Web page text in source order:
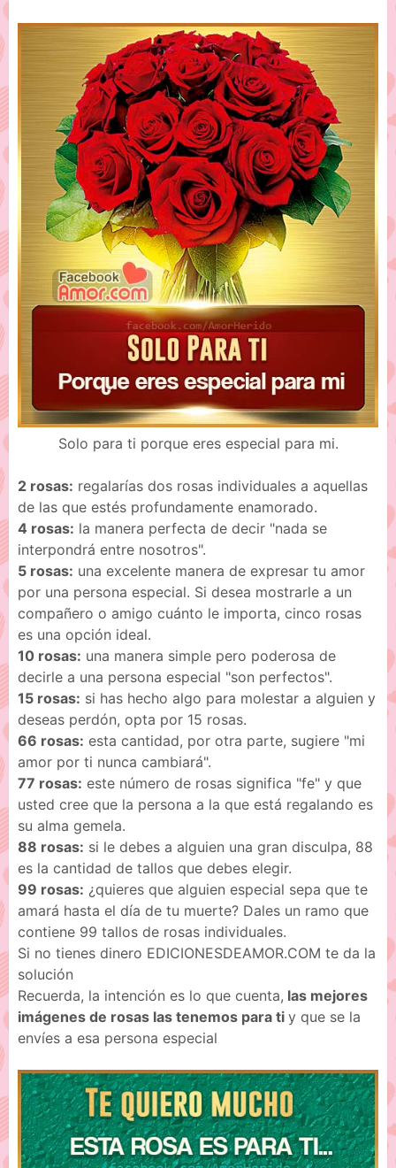
Solo para ti porque eres especial para mi.
2 rosas: regalarías dos rosas individuales a aquellas
de las que estés profundamente enamorado.
4 rosas: la manera perfecta de decir "nada se
interpondrá entre nosotros".
5 rosas: una excelente manera de expresar tu amor
por una persona especial. Si desea mostrarle a un
compañero o amigo cuánto le importa, cinco rosas
es una opción ideal.
10 rosas: una manera simple pero poderosa de
decirle a una persona especial "son perfectos".
15 rosas: si has hecho algo para molestar a alguien y
deseas perdón, opta por 15 rosas.
66 rosas: esta cantidad, por otra parte, sugiere "mi
amor por ti nunca cambiará".
77 rosas: este número de rosas significa "fe" y que
usted cree que la persona a la que está regalando es
su alma gemela.
88 rosas: si le debes a alguien una gran disculpa, 88
es la cantidad de tallos que debes elegir.
99 rosas: ¿quieres que alguien especial sepa que te
amará hasta el día de tu muerte? Dales un ramo que
contiene 99 tallos de rosas individuales.
Si no tienes dinero EDICIONESDEAMOR.COM te da la
solución
Recuerda, la intención es lo que cuenta, las mejores
imágenes de rosas las tenemos para ti y que se la
envíes a esa persona especial